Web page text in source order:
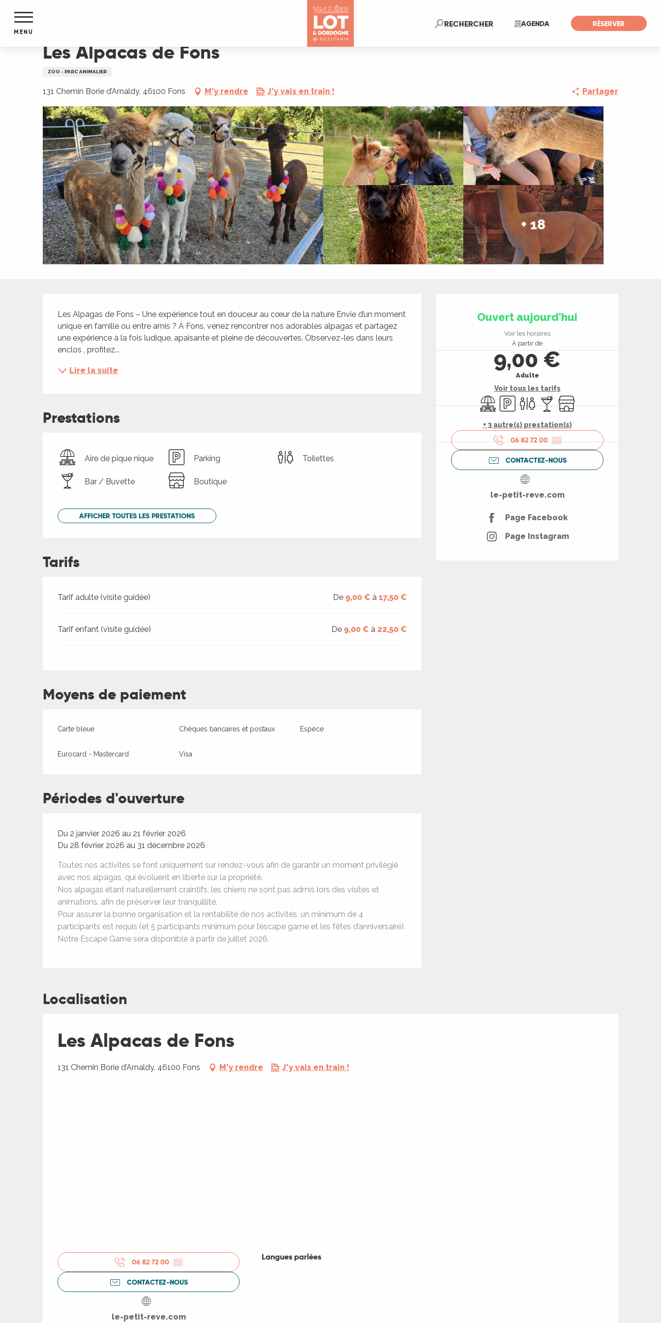
contenu
AGENDA RÉSERVER
RECHERCHERRecherche
MENU
Les Alpacas de Fons
ZOO - PARC ANIMALIER
131 Chemin Borie d’Arnaldy, 46100 Fons M'y rendre J'y vais en train ! Partager
+ 18
Ouverture et
Ouvert aujourd'hui
Voir les horaires
À partir de
9,00 €
Adulte
Voir tous les tarifs
Aire de pique nique
ParkingToilettesBar / Buvette
Boutique
+ 3 autre(s) prestation(s)
06 82 72 00 ▒▒
CONTACTEZ-NOUS
le-petit-reve.com
Page Facebook
Page Instagram
Description
Les Alpagas de Fons – Une expérience tout en douceur au cœur de la nature Envie d’un moment
unique en famille ou entre amis ? À Fons, venez rencontrer nos adorables alpagas et partagez
une expérience à la fois ludique, apaisante et pleine de découvertes. Observez-les dans leurs
enclos , profitez...
Lire la suite
Prestations
Aire de pique nique Parking Toilettes
Bar / Buvette Boutique
AFFICHER TOUTES LES PRESTATIONS
Tarifs
Tarifs 2026
Tarif adulte (visite guidée) De 9,00 € à17,50 €
Tarif enfant (visite guidée) De 9,00 € à 22,50 €
Moyens de paiement
Carte bleue Chèques bancaires et postaux Espèce
Eurocard - Mastercard Visa
Périodes d'ouverture
Du 2 janvier 2026 au 21 février 2026
Du 28 février 2026 au 31 décembre 2026
Toutes nos activités se font uniquement sur rendez-vous afin de garantir un moment privilégié
avec nos alpagas, qui évoluent en liberté sur la propriété.
Nos alpagas étant naturellement craintifs, les chiens ne sont pas admis lors des visites et
animations, afin de préserver leur tranquillité.
Pour assurer la bonne organisation et la rentabilité de nos activités, un minimum de 4
participants est requis (et 5 participants minimum pour l’escape game et les fêtes d’anniversaire).
Notre Escape Game sera disponible à partir de juillet 2026.
Localisation
Les Alpacas de Fons
131 Chemin Borie d’Arnaldy, 46100 Fons M'y rendre J'y vais en train !
06 82 72 00 ▒▒
CONTACTEZ-NOUS
le-petit-reve.com
Langues parlées
Langues parlées